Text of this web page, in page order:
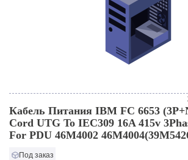
Кабель Питания IBM FC 6653
Cord UTG To IEC309 16A 415v
For PDU 46M4002
Под заказ